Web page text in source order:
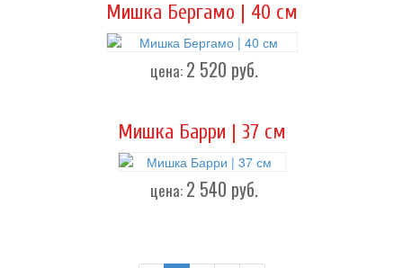
Мишка Бергамо | 40 см
цена: 2 520 руб.
Мишка Барри | 37 см
цена: 2 540 руб.